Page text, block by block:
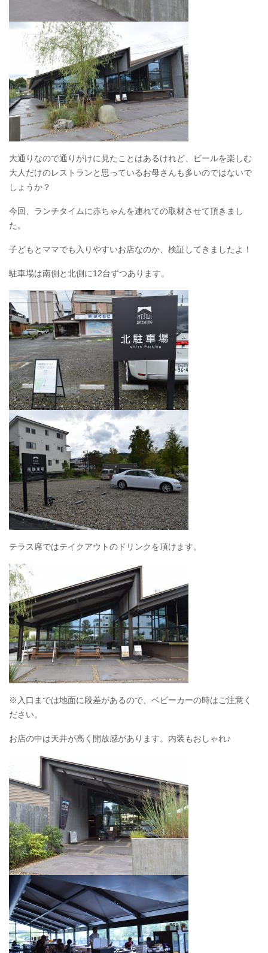
大通りなので通りがけに見たことはあるけれど、ビールを楽しむ
大人だけのレストランと思っているお母さんも多いのではないで
しょうか？
今回、ランチタイムに赤ちゃんを連れての取材させて頂きまし
た。
子どもとママでも入りやすいお店なのか、検証してきましたよ！
駐車場は南側と北側に12台ずつあります。
テラス席ではテイクアウトのドリンクを頂けます。
※入口までは地面に段差があるので、ベビーカーの時はご注意く
ださい。
お店の中は天井が高く開放感があります。内装もおしゃれ♪